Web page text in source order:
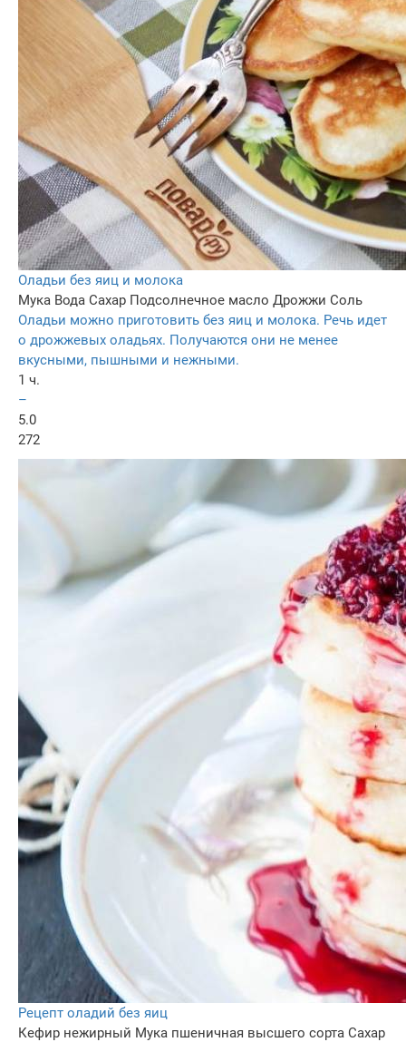
Оладьи без яиц и молока
Мука Вода Сахар Подсолнечное масло Дрожжи Соль
Оладьи можно приготовить без яиц и молока. Речь идет
о дрожжевых оладьях. Получаются они не менее
вкусными, пышными и нежными.
1 ч.
–
5.0
272
Рецепт оладий без яиц
Кефир нежирный Мука пшеничная высшего сорта Сахар